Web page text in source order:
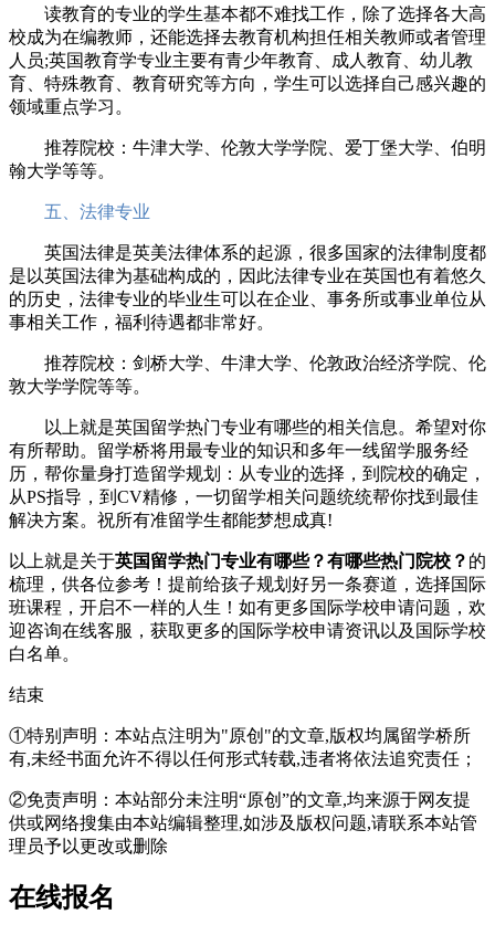
读教育的专业的学生基本都不难找工作，除了选择各大高
校成为在编教师，还能选择去教育机构担任相关教师或者管理
人员;英国教育学专业主要有青少年教育、成人教育、幼儿教
育、特殊教育、教育研究等方向，学生可以选择自己感兴趣的
领域重点学习。
推荐院校：牛津大学、伦敦大学学院、爱丁堡大学、伯明
翰大学等等。
五、法律专业
英国法律是英美法律体系的起源，很多国家的法律制度都
是以英国法律为基础构成的，因此法律专业在英国也有着悠久
的历史，法律专业的毕业生可以在企业、事务所或事业单位从
事相关工作，福利待遇都非常好。
推荐院校：剑桥大学、牛津大学、伦敦政治经济学院、伦
敦大学学院等等。
以上就是英国留学热门专业有哪些的相关信息。希望对你
有所帮助。留学桥将用最专业的知识和多年一线留学服务经
历，帮你量身打造留学规划：从专业的选择，到院校的确定，
从PS指导，到CV精修，一切留学相关问题统统帮你找到最佳
解决方案。祝所有准留学生都能梦想成真!
以上就是关于英国留学热门专业有哪些？有哪些热门院校？ 的
梳理，供各位参考！提前给孩子规划好另一条赛道，选择国际
班课程，开启不一样的人生！如有更多国际学校申请问题，欢
迎咨询在线客服 ，获取更多的国际学校申请资讯以及国际学校
白名单。
结束
①特别声明：本站点注明为"原创"的文章,版权均属留学桥所
有,未经书面允许不得以任何形式转载,违者将依法追究责任；
②免责声明：本站部分未注明“原创”的文章,均来源于网友提
供或网络搜集由本站编辑整理,如涉及版权问题,请联系本站管
理员予以更改或删除
在线报名